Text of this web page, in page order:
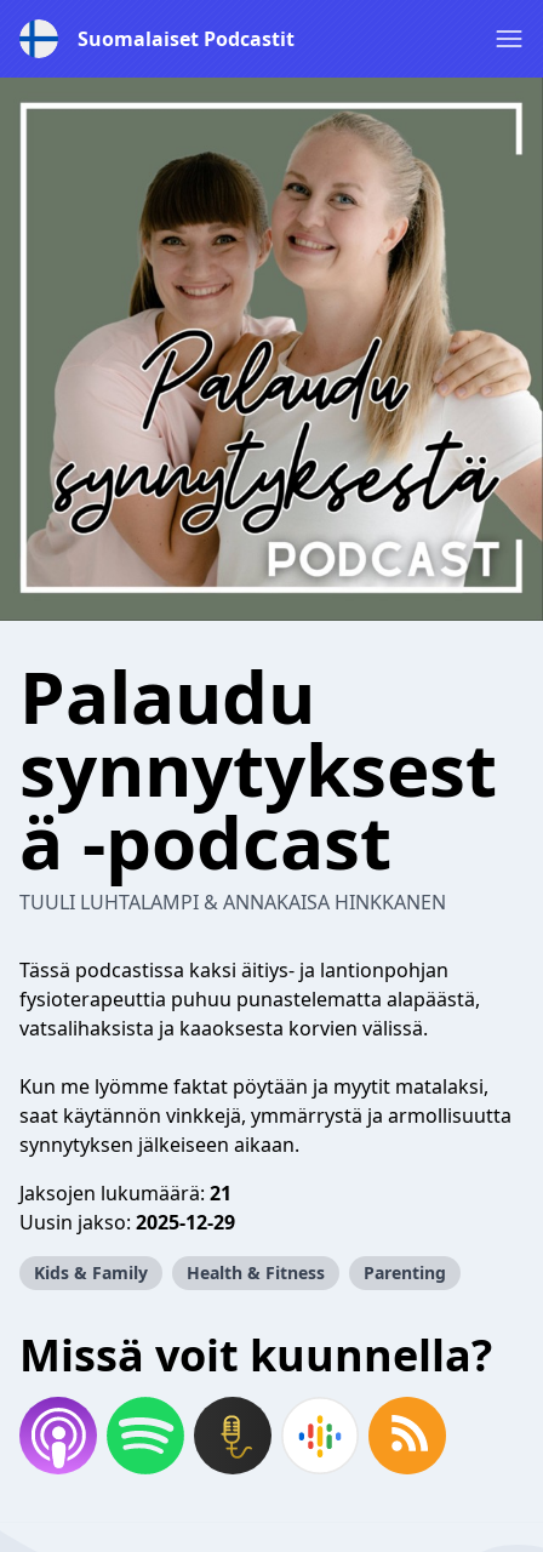
Suomalaiset Podcastit
Palaudu
synnytyksest
ä -podcast
TUULI LUHTALAMPI & ANNAKAISA HINKKANEN
Tässä podcastissa kaksi äitiys- ja lantionpohjan
fysioterapeuttia puhuu punastelematta alapäästä,
vatsalihaksista ja kaaoksesta korvien välissä.
Kun me lyömme faktat pöytään ja myytit matalaksi,
saat käytännön vinkkejä, ymmärrystä ja armollisuutta
synnytyksen jälkeiseen aikaan.
Jaksojen lukumäärä: 21
Uusin jakso: 2025-12-29
Kids & Family Health & Fitness Parenting
Missä voit kuunnella?